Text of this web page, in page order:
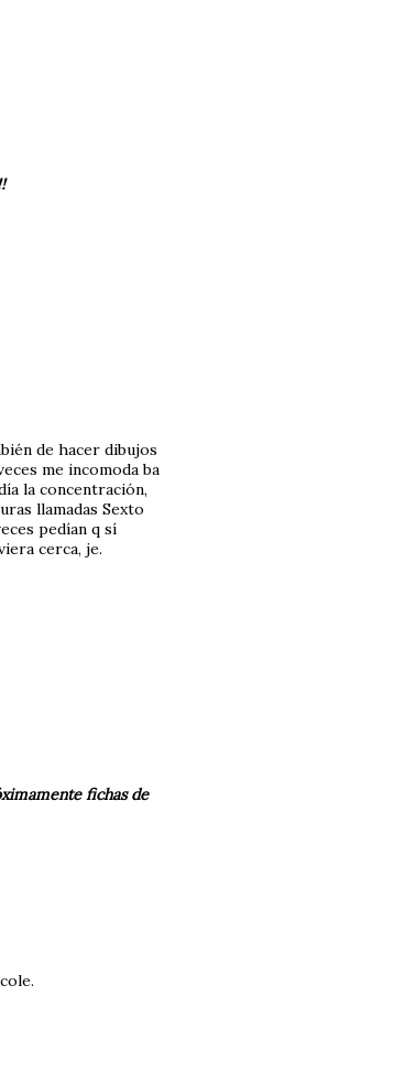
de hacer dibujos
me incomoda ba
la concentración,
llamadas Sexto
pedían q sí
cerca, je.
fichas de